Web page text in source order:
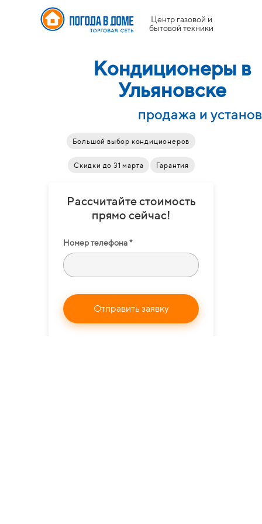
Центр газовой и
бытовой техники
Кондиционеры в
Ульяновске
продажа и
Рассчитайте стоимость
прямо сейчас!
Номер телефона *
Отправить заявку
Большой выбор кондиционеров
Скидки до 31 марта Гарантия